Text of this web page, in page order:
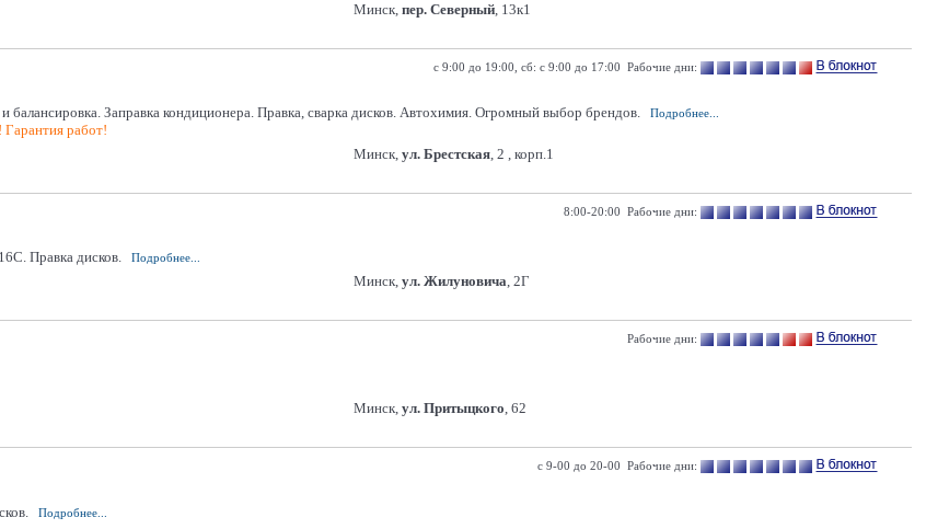
Минск, пер. Северный, 13к1
с 9:00 до 19:00, сб: с 9:00 до 17:00 Рабочие дни:
Заправка кондиционера. Правка, сварка дисков. Автохимия. Огромный выбор брендов. Подробнее...
работ!
Минск, ул. Брестская, 2 , корп.1
8:00-20:00 Рабочие дни:
Правка дисков.
Подробнее...
Минск, ул. Жилуновича, 2Г
Рабочие дни:
Минск, ул. Притыцкого, 62
с 9-00 до 20-00 Рабочие дни:
Подробнее...